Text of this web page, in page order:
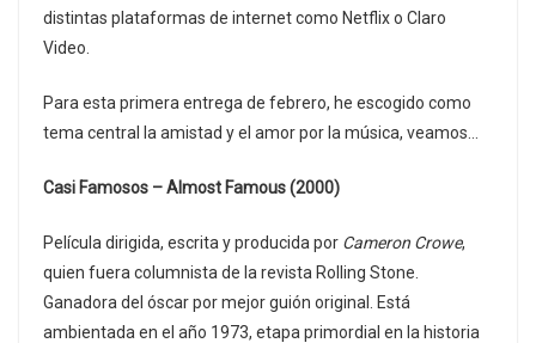
distintas plataformas de internet como Netflix o Claro
Video.
Para esta primera entrega de febrero, he escogido como
tema central la amistad y el amor por la música, veamos…
Casi Famosos – Almost Famous (2000)
Película dirigida, escrita y producida por Cameron Crowe,
quien fuera columnista de la revista Rolling Stone.
Ganadora del óscar por mejor guión original. Está
ambientada en el año 1973, etapa primordial en la historia